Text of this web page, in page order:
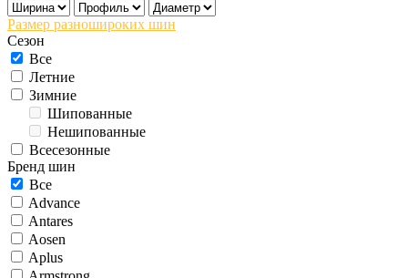
Размер разношироких шин
Сезон
Все
Летние
Зимние
Шипованные
Нешипованные
Всесезонные
Бренд шин
Все
Advance
Antares
Aosen
Aplus